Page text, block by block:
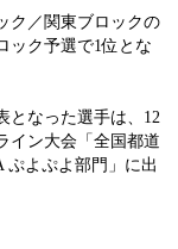
ク／関東ブロックの
ック予選で1位とな
となった選手は、12
イン大会「全国都道
ぷよぷよ部門」に出